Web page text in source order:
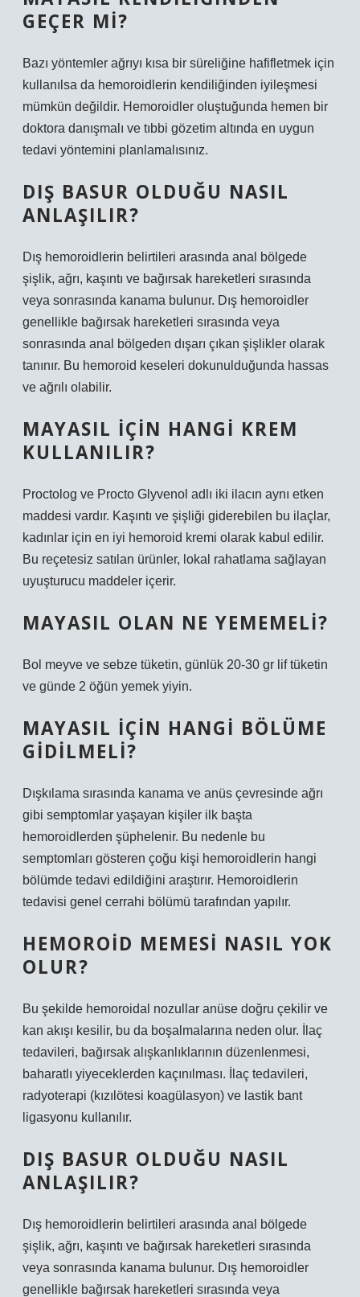
GEÇER MI?
Bazı yöntemler ağrıyı kısa bir süreliğine hafifletmek için
kullanılsa da hemoroidlerin kendiliğinden iyileşmesi
mümkün değildir. Hemoroidler oluştuğunda hemen bir
doktora danışmalı ve tıbbi gözetim altında en uygun
tedavi yöntemini planlamalısınız.
DIŞ BASUR OLDUĞU NASIL
ANLAŞILIR?
Dış hemoroidlerin belirtileri arasında anal bölgede
şişlik, ağrı, kaşıntı ve bağırsak hareketleri sırasında
veya sonrasında kanama bulunur. Dış hemoroidler
genellikle bağırsak hareketleri sırasında veya
sonrasında anal bölgeden dışarı çıkan şişlikler olarak
tanınır. Bu hemoroid keseleri dokunulduğunda hassas
ve ağrılı olabilir.
MAYASIL IÇIN HANGI KREM
KULLANILIR?
Proctolog ve Procto Glyvenol adlı iki ilacın aynı etken
maddesi vardır. Kaşıntı ve şişliği giderebilen bu ilaçlar,
kadınlar için en iyi hemoroid kremi olarak kabul edilir.
Bu reçetesiz satılan ürünler, lokal rahatlama sağlayan
uyuşturucu maddeler içerir.
MAYASIL OLAN NE YEMEMELI?
Bol meyve ve sebze tüketin, günlük 20-30 gr lif tüketin
ve günde 2 öğün yemek yiyin.
MAYASIL IÇIN HANGI BÖLÜME
GIDILMELI?
Dışkılama sırasında kanama ve anüs çevresinde ağrı
gibi semptomlar yaşayan kişiler ilk başta
hemoroidlerden şüphelenir. Bu nedenle bu
semptomları gösteren çoğu kişi hemoroidlerin hangi
bölümde tedavi edildiğini araştırır. Hemoroidlerin
tedavisi genel cerrahi bölümü tarafından yapılır.
HEMOROID MEMESI NASIL YOK
OLUR?
Bu şekilde hemoroidal nozullar anüse doğru çekilir ve
kan akışı kesilir, bu da boşalmalarına neden olur. İlaç
tedavileri, bağırsak alışkanlıklarının düzenlenmesi,
baharatlı yiyeceklerden kaçınılması. İlaç tedavileri,
radyoterapi (kızılötesi koagülasyon) ve lastik bant
ligasyonu kullanılır.
DIŞ BASUR OLDUĞU NASIL
ANLAŞILIR?
Dış hemoroidlerin belirtileri arasında anal bölgede
şişlik, ağrı, kaşıntı ve bağırsak hareketleri sırasında
veya sonrasında kanama bulunur. Dış hemoroidler
genellikle bağırsak hareketleri sırasında veya